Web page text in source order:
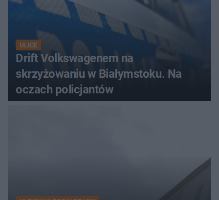
ULICE
Drift Volkswagenem na
skrzyżowaniu w Białymstoku. Na
oczach policjantów